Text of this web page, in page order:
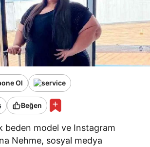
Ol
Beğen
beden model ve Instagram
Nehme, sosyal medya